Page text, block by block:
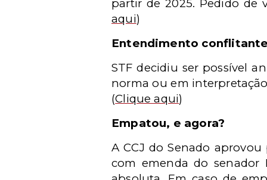
partir de 2025. Pedido
aqui)
Entendimento
STF decidiu ser possível
norma ou em
(Clique aqui)
Empatou, e agora?
A CCJ do Senado
com emenda do senador